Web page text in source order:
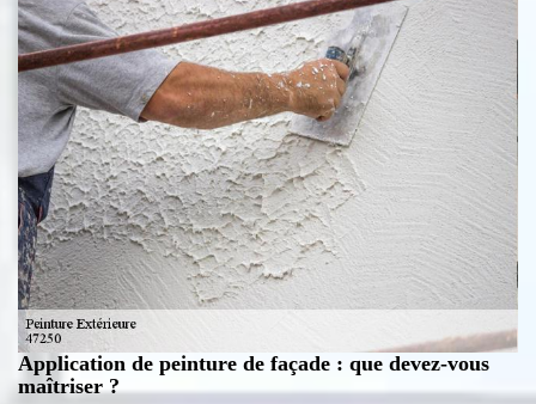
Application de peinture de façade : que devez-vous
maîtriser ?